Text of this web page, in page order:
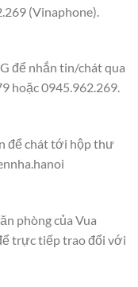
(Vinaphone).
để nhắn tin/chát qua
hoặc 0945.962.269.
để chát tới hộp thư
phòng của Vua
trực tiếp trao đổi với